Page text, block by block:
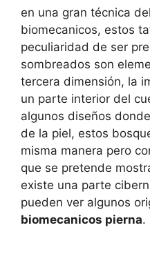
en una gran técnica
biomecanicos, estos
peculiaridad de ser
sombreados son
tercera dimensión, la
un parte interior del
algunos diseños
de la piel, estos
misma manera pero
que se pretende
existe una parte
pueden ver algunos
biomecanicos pierna.